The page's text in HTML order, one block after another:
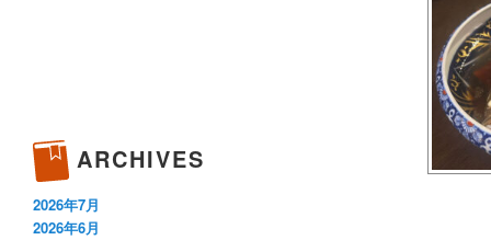
ARCHIVES
2026年7月
2026年6月